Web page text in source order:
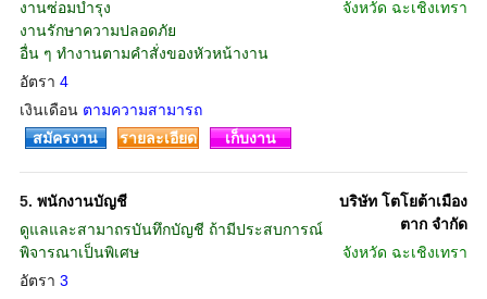
งานซ่อมบำรุง
งานรักษาความปลอดภัย
อื่น ๆ ทำงานตามคำสั่งของหัวหน้างาน
อัตรา 4
เงินเดือน ตามความสามารถ
จังหวัด ฉะเชิงเทรา
สมัครงาน รายละเอียด เก็บงาน
5. พนักงานบัญชี
ดูแลและสามาถรบันทึกบัญชี ถ้ามีประสบการณ์
พิจารณาเป็นพิเศษ
อัตรา 3
บริษัท โตโยต้าเมือง
ตาก จำกัด
จังหวัด ฉะเชิงเทรา